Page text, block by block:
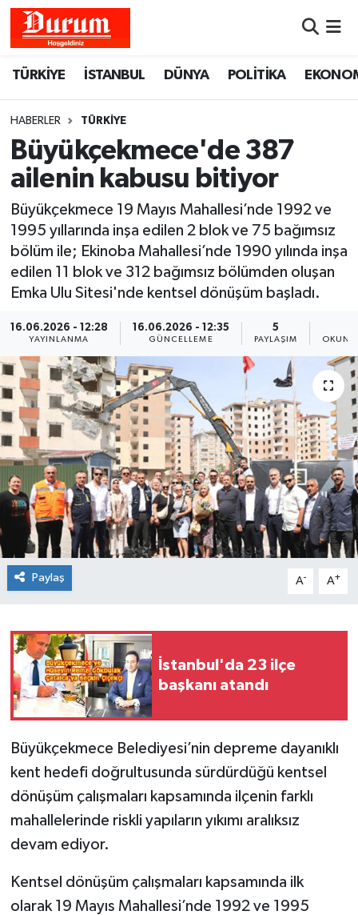
TÜRKİYE İSTANBUL DÜNYA POLİTİKA
HABERLER TÜRKİYE
Büyükçekmece'de 387
ailenin kabusu bitiyor
Büyükçekmece 19 Mayıs Mahallesi’nde 1992 ve
1995 yıllarında inşa edilen 2 blok ve 75 bağımsız
bölüm ile; Ekinoba Mahallesi’nde 1990 yılında inşa
edilen 11 blok ve 312 bağımsız bölümden oluşan
Emka Ulu Sitesi'nde kentsel dönüşüm başladı.
16.06.2026 - 12:28
YAYINLANMA
16.06.2026 - 12:35
GÜNCELLEME
5
PAYLAŞIM
Paylaş A- A+
İstanbul'da 23 ilçe
başkanı atandı
Büyükçekmece Belediyesi’nin depreme dayanıklı
kent hedefi doğrultusunda sürdürdüğü kentsel
dönüşüm çalışmaları kapsamında ilçenin farklı
mahallelerinde riskli yapıların yıkımı aralıksız
devam ediyor.
Kentsel dönüşüm çalışmaları kapsamında ilk
olarak 19 Mayıs Mahallesi’nde 1992 ve 1995
Hava Durumu
Namaz Vakitleri
Trafik Durumu
Süper Lig Puan Durumu ve Fikstür
Tüm Manşetler
Haber Arşivi